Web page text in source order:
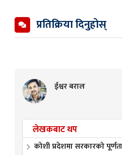
प्रतिक्रिया दिनुहोस्
ईश्वर बराल
लेखकबाट थप
कोशी प्रदेशमा सरकारको